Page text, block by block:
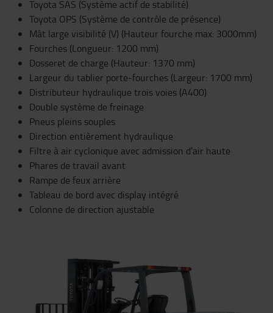
Toyota SAS (Système actif de stabilité)
Toyota OPS (Système de contrôle de présence)
Mât large visibilité (V) (Hauteur fourche max: 3000mm)
Fourches (Longueur: 1200 mm)
Dosseret de charge (Hauteur: 1370 mm)
Largeur du tablier porte-fourches (Largeur: 1700 mm)
Distributeur hydraulique trois voies (A400)
Double système de freinage
Pneus pleins souples
Direction entièrement hydraulique
Filtre à air cyclonique avec admission d’air haute
Phares de travail avant
Rampe de feux arrière
Tableau de bord avec display intégré
Colonne de direction ajustable